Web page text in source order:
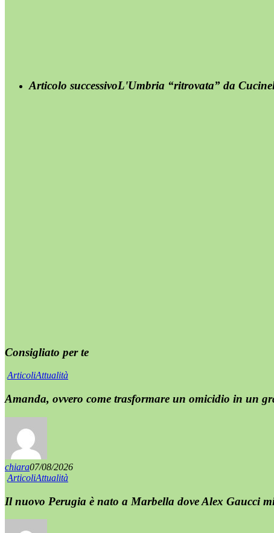
Articolo successivoL'Umbria “ritrovata” da
Consigliato per te
ArticoliAttualità
Amanda, ovvero come trasformare un omicidio in un
chiara07/08/2026
ArticoliAttualità
Il nuovo Perugia è nato a Marbella dove Alex Gaucci